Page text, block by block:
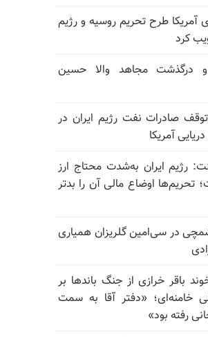
آمریکا طرح تحریم روسیه و رژیم
کرد
و درگذشت مجاهد والا حسین
توقف صادرات نفت رژیم ایران در
آمریکا
رژیم ایران به‌شدت محتاج ارز
تحریم‌ها اوضاع مالی آن را بدتر
در سی‌امین گلریزان همیاری
باقر خرازی از جنگ باندها بر
خامنه‌ای؛ «دفتر آقا به سمت
رفته بود»